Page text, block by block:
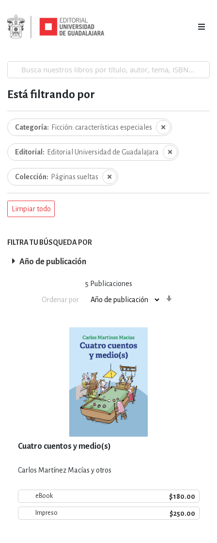
5 Publicaciones
Ordenar por
Cuatro cuentos y medio(s)
Carlos Martínez Macías y otros
eBook $180.00
Impreso $250.00
Está filtrando por
Categoría Ficción: características especiales
Editorial Editorial Universidad de Guadalajara
Colección Páginas sueltas
Limpiar todo
FILTRA TU BÚSQUEDA POR
Año de publicación